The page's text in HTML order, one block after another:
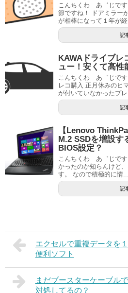
こんちくわ あ゛じで
節ですね！ ドアミラー
が相棒になって１年が
記
KAWAドライブレ
ュー！安くて高性
こんちくわ あ゛じです
レコ購入 正月休みのヒ
が付いていなかったプ
記
【Lenovo
M.2 SSDを増設す
BIOS設定？
こんちくわ あ゛じです
かったのか知らんけど
す。 なので積極的に情...
記
エクセルで重複データを
便利ソフト
まだブースターケーブル
対処してるの？